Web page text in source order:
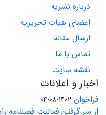
درباره نشریه
اعضای هیات تحریریه
ارسال مقاله
تماس با ما
نقشه سایت
اخبار و اعلانات
فراخوان 1402-08-04
از سر گرفتن فعالیت فصلنامه